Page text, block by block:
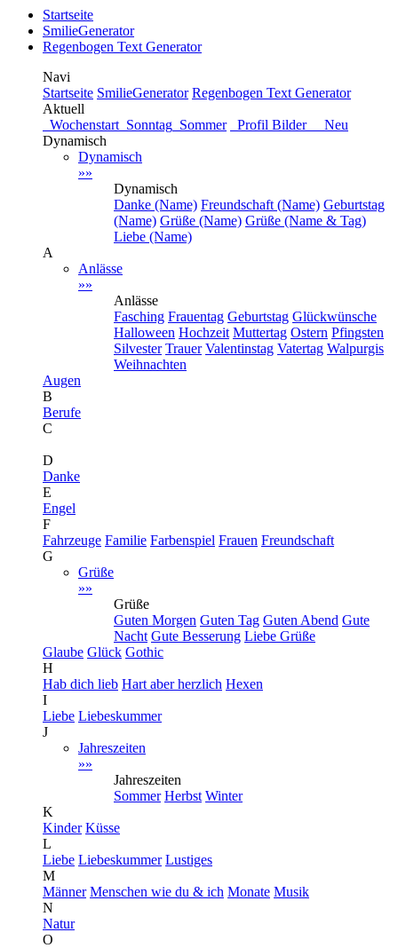
Startseite
SmilieGenerator
Regenbogen Text Generator
Navi
Startseite SmilieGenerator Regenbogen Text Generator
Aktuell
Wochenstart Sonntag Sommer
Profil Bilder Neu
Dynamisch
Dynamisch
»»
Dynamisch
Danke (Name) Freundschaft (Name) Geburtstag
(Name) Grüße (Name) Grüße (Name & Tag)
Liebe (Name)
A
Anlässe
»»
Anlässe
Fasching Frauentag Geburtstag Glückwünsche
Halloween Hochzeit Muttertag Ostern Pfingsten
Silvester Trauer Valentinstag Vatertag Walpurgis
Weihnachten
Augen
B
Berufe
C
D
Danke
E
Engel
F
Fahrzeuge Familie Farbenspiel Frauen Freundschaft
G
Grüße
»»
Grüße
Guten Morgen Guten Tag Guten Abend Gute
Nacht Gute Besserung Liebe Grüße
Glaube Glück Gothic
H
Hab dich lieb Hart aber herzlich Hexen
I
Liebe Liebeskummer
J
Jahreszeiten
»»
Jahreszeiten
Sommer Herbst Winter
K
Kinder Küsse
L
Liebe Liebeskummer Lustiges
M
Männer Menschen wie du & ich Monate Musik
N
Natur
O